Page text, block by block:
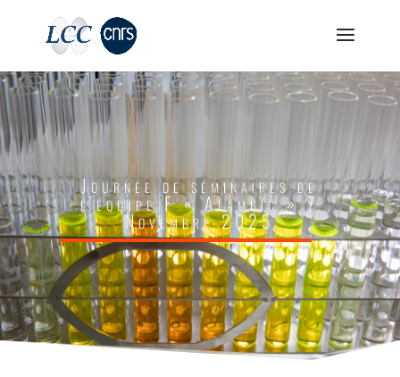
Journée de séminaires de
l’équipe F « Alambic » 7
Novembre 2025